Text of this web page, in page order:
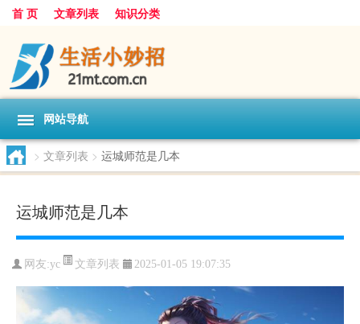
首 页 文章列表 知识分类
网站导航
> 文章列表 > 运城师范是几本
运城师范是几本
网友:yc 文章列表 2025-01-05 19:07:35